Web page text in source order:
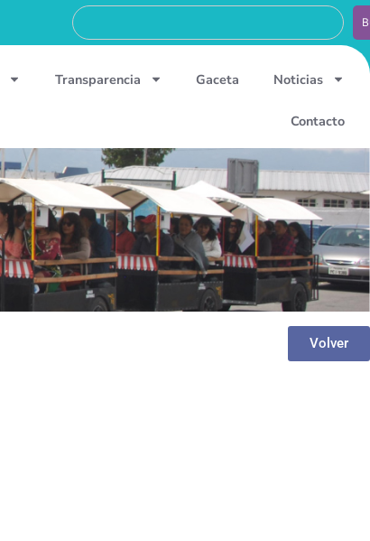
Transparencia Gaceta Noticias
Contacto
Volver